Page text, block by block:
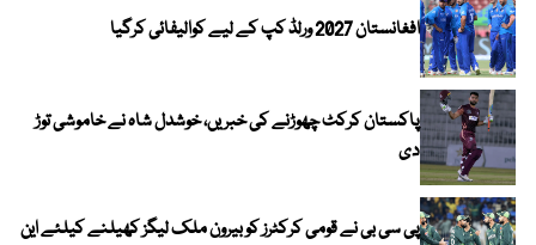
افغانستان 2027 ورلڈ کپ کے لیے کوالیفائی کرگیا
پاکستان کرکٹ چھوڑنے کی خبریں، خوشدل شاہ نے خاموشی توڑ
دی
پی سی بی نے قومی کرکٹرز کو بیرون ملک لیگز کھیلنے کیلئے این